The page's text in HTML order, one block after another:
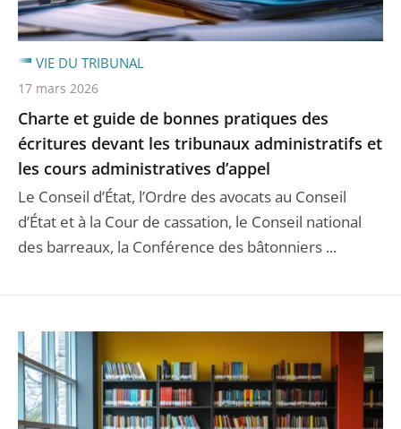
Charte et guide de bonnes pratiques des
écritures devant les tribunaux administratifs et
les cours administratives d’appel
Le Conseil d’État, l’Ordre des avocats au Conseil
d’État et à la Cour de cassation, le Conseil national
des barreaux, la Conférence des bâtonniers ...
VIE DU TRIBUNAL
17 mars 2026